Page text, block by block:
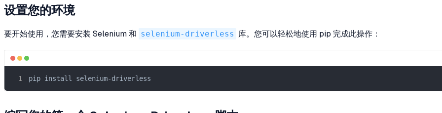
设置您的环境
要开始使用，您需要安装 Selenium 和 selenium-driverless 库。您可以轻松地使用 pip 完成此操作：
pip install selenium-driverless